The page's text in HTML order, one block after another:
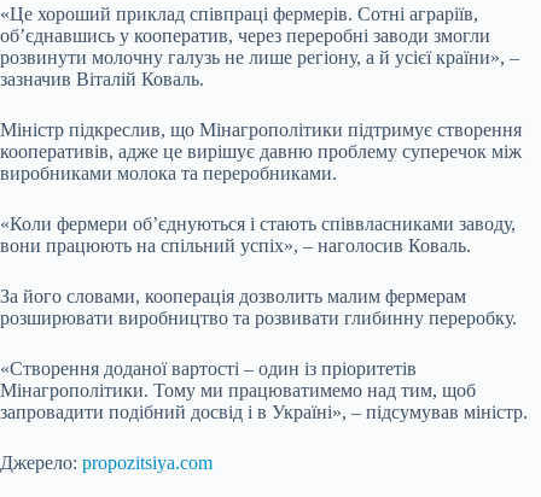
«Це хороший приклад співпраці фермерів. Сотні аграріїв,
об’єднавшись у кооператив, через переробні заводи змогли
розвинути молочну галузь не лише регіону, а й усієї країни», –
зазначив Віталій Коваль.
Міністр підкреслив, що Мінагрополітики підтримує створення
кооперативів, адже це вирішує давню проблему суперечок між
виробниками молока та переробниками.
«Коли фермери об’єднуються і стають співвласниками заводу,
вони працюють на спільний успіх», – наголосив Коваль.
За його словами, кооперація дозволить малим фермерам
розширювати виробництво та розвивати глибинну переробку.
«Створення доданої вартості – один із пріоритетів
Мінагрополітики. Тому ми працюватимемо над тим, щоб
запровадити подібний досвід і в Україні», – підсумував міністр.
Джерело: propozitsiya.com